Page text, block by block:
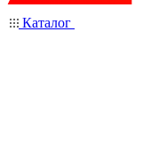
Каталог